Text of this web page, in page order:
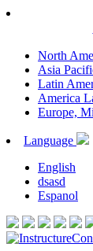
North
Asia
Latin
America
Europe,
Language
English
dsasd
Espanol